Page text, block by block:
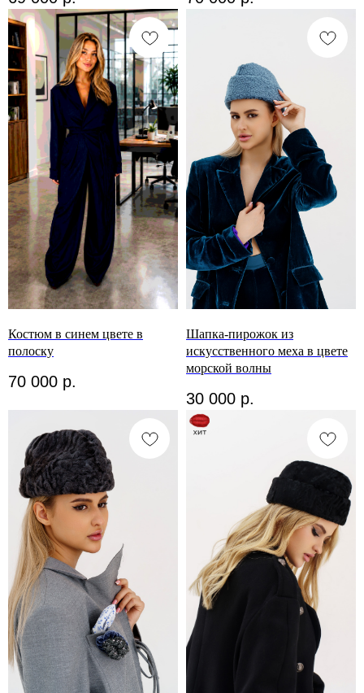
Костюм в синем цвете в
полоску
70 000 р.
Шапка-пирожок из
искусственного меха в цвете
морской волны
30 000 р.